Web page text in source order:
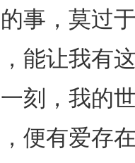
，莫过
能让我有
刻，我的
便有爱存